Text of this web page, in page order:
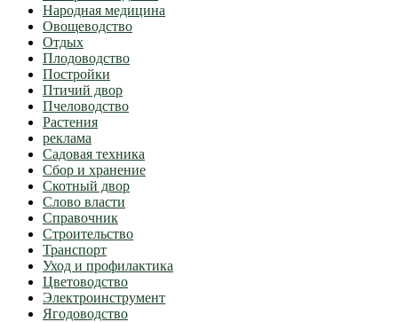
Народная медицина
Овощеводство
Отдых
Плодоводство
Постройки
Птичий двор
Пчеловодство
Растения
реклама
Садовая техника
Сбор и хранение
Скотный двор
Слово власти
Справочник
Строительство
Транспорт
Уход и профилактика
Цветоводство
Электроинструмент
Ягодоводство